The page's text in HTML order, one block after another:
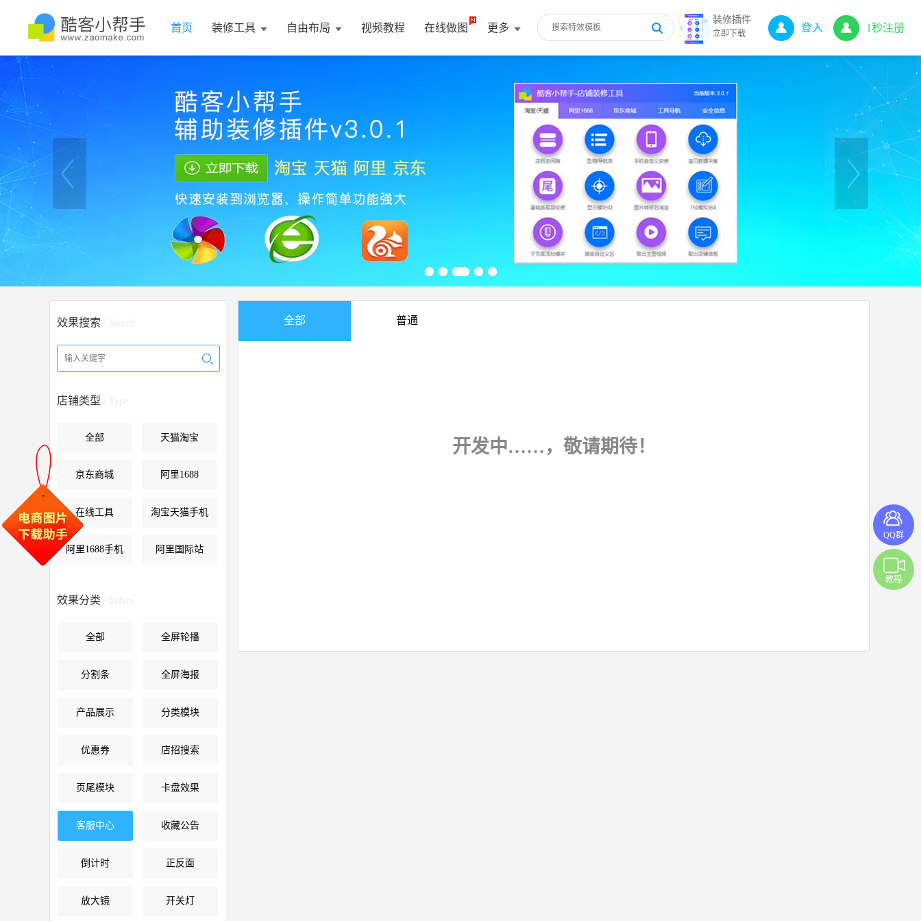
首页 装修工具 自由布局 视频教程 在线做图 更多 登入 1秒注册
装修插件
立即下载
效果搜索 / Search
店铺类型 / Type
全部 天猫淘宝
京东商城 阿里1688
在线工具 淘宝天猫手机
阿里1688手机 阿里国际站
效果分类 / Effect
全部 全屏轮播
分割条 全屏海报
产品展示 分类模块
优惠券 店招搜索
页尾模块 卡盘效果
客服中心 收藏公告
倒计时 正反面
放大镜 开关灯
全部 普通
开发中……，敬请期待！
QQ群
教程